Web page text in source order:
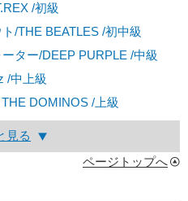
/初級
ト/THE BEATLES /初中級
ター/DEEP PURPLE /中級
/中上級
DOMINOS /上級
見る
ページトップへ